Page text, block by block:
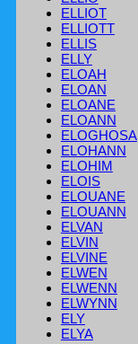
ELLIOT
ELLIOTT
ELLIS
ELLY
ELOAH
ELOAN
ELOANE
ELOANN
ELOGHOSA
ELOHANN
ELOHIM
ELOIS
ELOUANE
ELOUANN
ELVAN
ELVIN
ELVINE
ELWEN
ELWENN
ELWYNN
ELY
ELYA